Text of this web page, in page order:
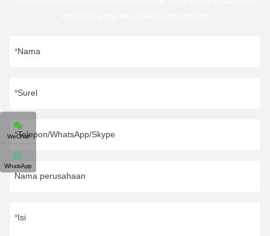
Nama
Surel
Telepon/WhatsApp/Skype
Nama perusahaan
Isi
WeChat
WhatsApp